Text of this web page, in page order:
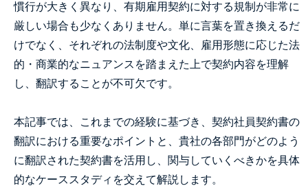
慣行が大きく異なり、有期雇用契約に対する規制が非常に
厳しい場合も少なくありません。単に言葉を置き換えるだ
けでなく、それぞれの法制度や文化、雇用形態に応じた法
的・商業的なニュアンスを踏まえた上で契約内容を理解
し、翻訳することが不可欠です。
本記事では、これまでの経験に基づき、契約社員契約書の
翻訳における重要なポイントと、貴社の各部門がどのよう
に翻訳された契約書を活用し、関与していくべきかを具体
的なケーススタディを交えて解説します。